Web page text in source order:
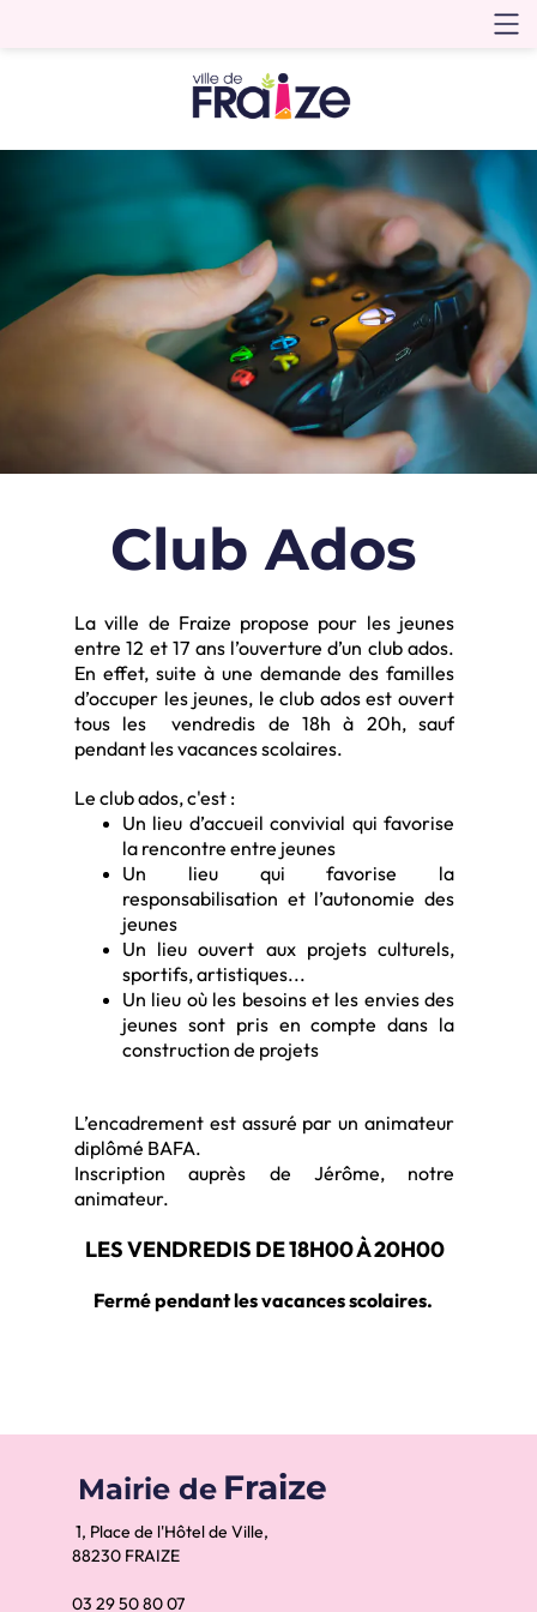
Mairie de Fraize
1, Place de l'Hôtel de Ville,
88230 FRAIZE
03 29 50 80 07
Club Ados
La ville de Fraize propose pour les jeunes
entre 12 et 17 ans l’ouverture d’un club ados.
En effet, suite à une demande des familles
d’occuper les jeunes, le club adosest ouvert
tous les vendredis de 18h à 20h, sauf
pendant les vacances scolaires.
Le club ados, c'est :
Un lieu d’accueil convivial qui favorise
la rencontre entre jeunes
Un lieu qui favorise la
responsabilisation et l’autonomie des
jeunes
Un lieu ouvert aux projets culturels,
sportifs, artistiques...
Un lieu où les besoins et les envies des
jeunes sont pris en compte dans la
construction de projets
L’encadrement est assuré par un animateur
diplômé BAFA.
Inscription auprès de Jérôme, notre
animateur.
LES VENDREDIS DE 18H00 À 20H00
Fermé pendant les vacances scolaires.